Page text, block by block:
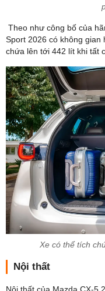
Theo như công bố của
Sport 2026 có không
chứa lên tới 442 lít khi tất
Xe có thể tích
Nội thất